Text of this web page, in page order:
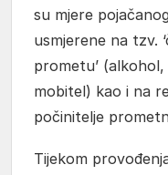
su mjere
usmjerene na tzv.
prometu’
mobitel) kao i na
počinitelje
Tijekom